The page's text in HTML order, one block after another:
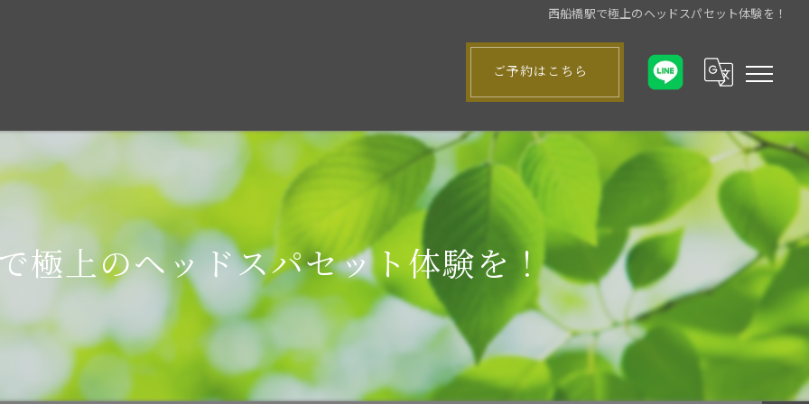
西船橋駅で極上のヘッドスパセット体験を！
ご予約はこちら
極上のヘッドスパセット体験を！